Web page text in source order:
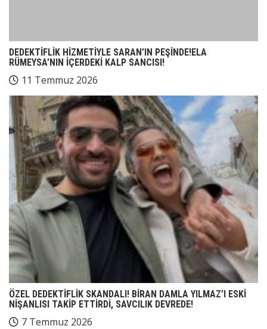
DEDEKTİFLİK HİZMETİYLE SARAN’IN PEŞİNDE!ELA
RÜMEYSA’NIN İÇERDEKİ KALP SANCISI!
11 Temmuz 2026
ÖZEL DEDEKTİFLİK SKANDALI! BİRAN DAMLA YILMAZ’I ESKİ
NİŞANLISI TAKİP ETTİRDİ, SAVCILIK DEVREDE!
7 Temmuz 2026